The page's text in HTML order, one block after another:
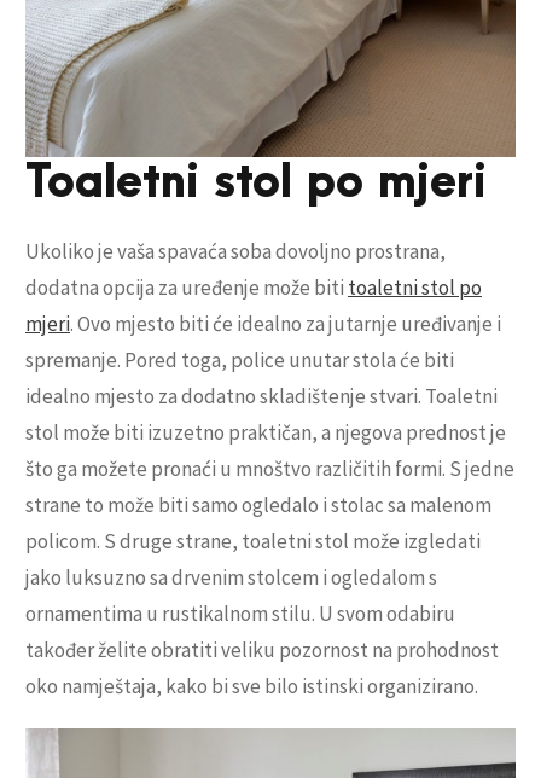
Toaletni stol po mjeri
Ukoliko je vaša spavaća soba dovoljno prostrana,
dodatna opcija za uređenje može biti toaletni stol po
mjeri. Ovo mjesto biti će idealno za jutarnje uređivanje i
spremanje. Pored toga, police unutar stola će biti
idealno mjesto za dodatno skladištenje stvari. Toaletni
stol može biti izuzetno praktičan, a njegova prednost je
što ga možete pronaći u mnoštvo različitih formi. S jedne
strane to može biti samo ogledalo i stolac sa malenom
policom. S druge strane, toaletni stol može izgledati
jako luksuzno sa drvenim stolcem i ogledalom s
ornamentima u rustikalnom stilu. U svom odabiru
također želite obratiti veliku pozornost na prohodnost
oko namještaja, kako bi sve bilo istinski organizirano.